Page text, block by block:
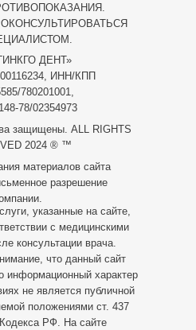
защищены. ALL RIGHTS
2024 ® ™
материалов сайта
разрешение
указанные на сайте,
с медицинскими
консультации врача.
что данный сайт
информационный характер
не является публичной
положениями ст. 437
РФ. На сайте
ДЕНТ»
ИНН/КПП
780201001,
78/02354973